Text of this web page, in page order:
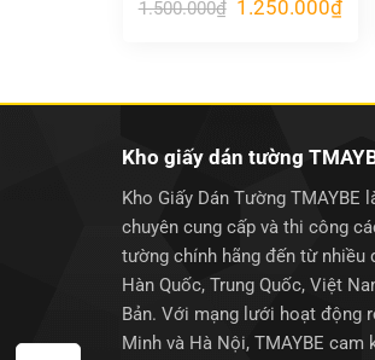
1.500.000₫ Giá
1.250.000₫Giá
Kho giấy dán tường
Kho Giấy Dán Tường TMAYBE
chuyên cung cấp và thi công
tường chính hãng đến từ nhiều
Hàn Quốc, Trung Quốc, Việt
Bản. Với mạng lưới hoạt động
Minh và Hà Nội, TMAYBE cam